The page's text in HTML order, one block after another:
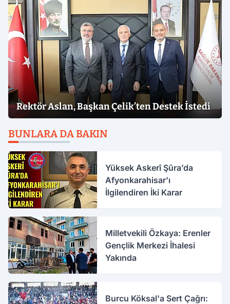
Rektör Aslan, Başkan Çelik’ten Destek İstedi
BUNLARA DA BAKIN
Yüksek Askerî Şûra’da
Afyonkarahisar'ı
İlgilendiren İki Karar
Milletvekili Özkaya: Erenler
Gençlik Merkezi İhalesi
Yakında
Burcu Köksal'a Sert Çağrı: